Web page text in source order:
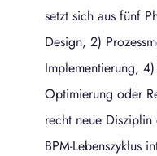
setzt sich aus fünf
Design, 2)
Implementierung,
Optimierung oder
recht neue
BPM-Lebenszyklus